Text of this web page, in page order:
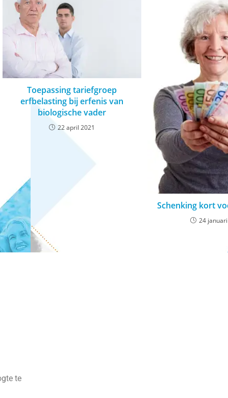
Toepassing tariefgroep
erfbelasting bij erfenis van
biologische vader
22 april 2021
Schenking kort
24
te